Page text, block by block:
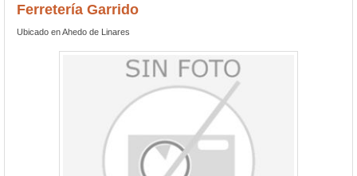
Ferretería Garrido
Ubicado en Ahedo de Linares